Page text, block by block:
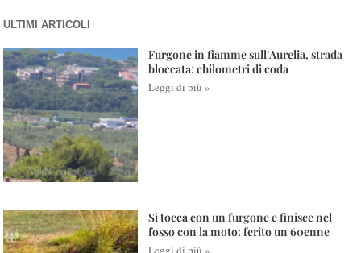
ULTIMI ARTICOLI
Furgone in fiamme sull’Aurelia, strada
bloccata: chilometri di coda
Leggi di più »
Si tocca con un furgone e finisce nel
fosso con la moto: ferito un 60enne
Leggi di più »